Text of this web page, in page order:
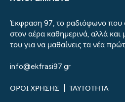
Έκφραση 97, το ραδιόφωνο που
στον αέρα καθημερινά, αλλά και
του για να μαθαίνεις τα νέα
info@ekfrasi97.gr
ΟΡΟΙ ΧΡΗΣΗΣ ΤΑΥΤΟΤΗΤΑ